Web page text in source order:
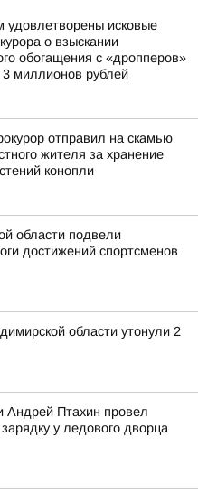
удовлетворены исковые
о взыскании
обогащения с «дропперов»
миллионов рублей
отправил на скамью
жителя за хранение
конопли
области подвели
достижений спортсменов
области утонули 2
Андрей Птахин провел
у ледового дворца